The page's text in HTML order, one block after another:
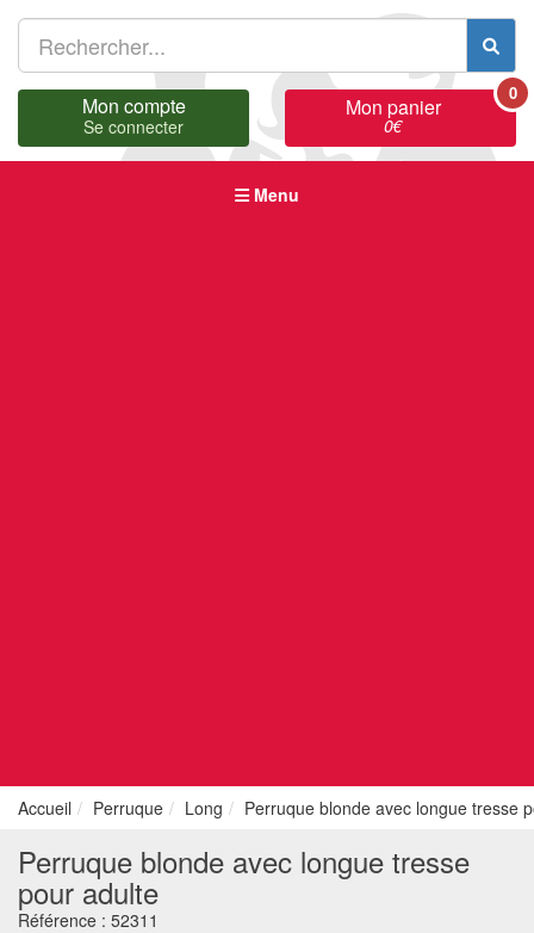
Mon compte
Se connecter
Mon panier
0€
0
Menu
Accueil Perruque Long Perruque blonde avec longue tresse
Perruque blonde avec longue tresse
pour adulte
Référence : 52311